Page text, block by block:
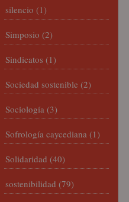
silencio (1)
Simposio (2)
Sindicatos (1)
Sociedad sostenible (2)
Sociología (3)
Sofrología caycediana (1)
Solidaridad (40)
sostenibilidad (79)